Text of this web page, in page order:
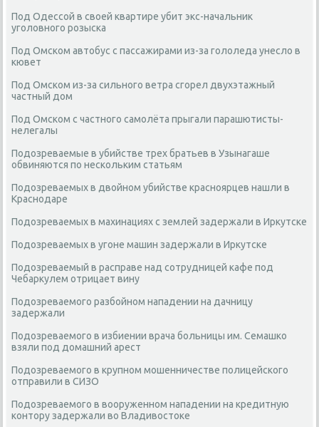
Под Одессой в своей квартире убит экс-начальник
уголовного розыска
Под Омском автобус с пассажирами из-за гололеда унесло в
кювет
Под Омском из-за сильного ветра сгорел двухэтажный
частный дом
Под Омском с частного самолёта прыгали парашютисты-
нелегалы
Подозреваемые в убийстве трех братьев в Узынагаше
обвиняются по нескольким статьям
Подозреваемых в двойном убийстве красноярцев нашли в
Краснодаре
Подозреваемых в махинациях с землей задержали в Иркутске
Подозреваемых в угоне машин задержали в Иркутске
Подозреваемый в расправе над сотрудницей кафе под
Чебаркулем отрицает вину
Подозреваемого разбойном нападении на дачницу
задержали
Подозреваемого в избиении врача больницы им. Семашко
взяли под домашний арест
Подозреваемого в крупном мошенничестве полицейского
отправили в СИЗО
Подозреваемого в вооруженном нападении на кредитную
контору задержали во Владивостоке